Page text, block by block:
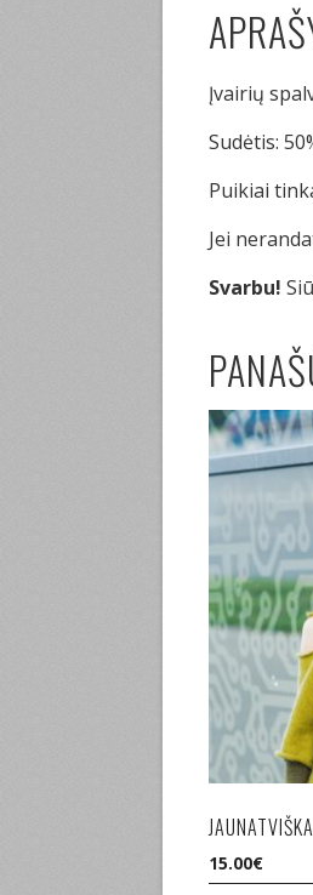
Įvairių
Sudėtis:
Puikiai
Jei
Svarbu!
15.00€